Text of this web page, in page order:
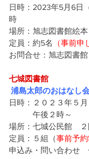
日時：2023年5月6日
時
場所：旭志図書館絵
定員：約5名
（事前申
お問合せ：旭志図書
七城図書館
浦島太郎のおはなし
日時：２０２３年５月
午後２時～
場所：七城公民館　
定員：５組（事前予約
申込み・問い合わせ